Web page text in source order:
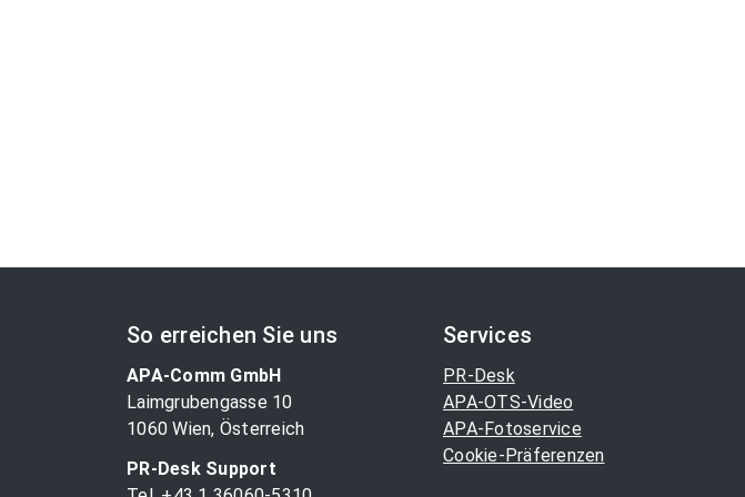
So erreichen Sie uns
APA-Comm GmbH
Laimgrubengasse 10
1060 Wien, Österreich
PR-Desk Support
Services
PR-Desk
APA-OTS-Video
APA-Fotoservice
Cookie-Präferenzen